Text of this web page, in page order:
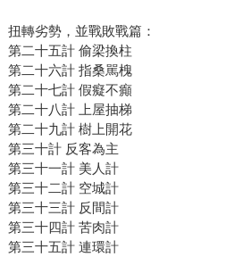
扭轉劣勢，並戰敗戰篇：
第二十五計 偷梁換柱
第二十六計 指桑駡槐
第二十七計 假癡不癲
第二十八計 上屋抽梯
第二十九計 樹上開花
第三十計 反客為主
第三十一計 美人計
第三十二計 空城計
第三十三計 反間計
第三十四計 苦肉計
第三十五計 連環計